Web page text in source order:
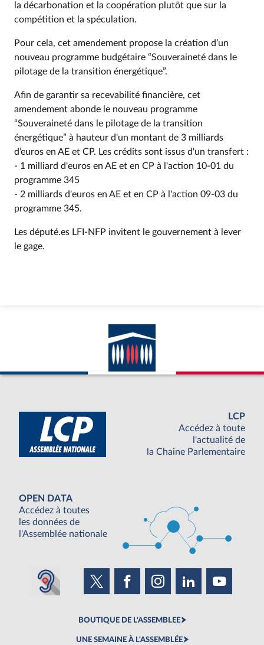
la décarbonation et la coopération plutôt que sur la
compétition et la spéculation.
Pour cela, cet amendement propose la création d’un
nouveau programme budgétaire “Souveraineté dans le
pilotage de la transition énergétique”.
Afin de garantir sa recevabilité financière, cet
amendement abonde le nouveau programme
“Souveraineté dans le pilotage de la transition
énergétique” à hauteur d'un montant de 3 milliards
d’euros en AE et CP. Les crédits sont issus d'un transfert :
- 1 milliard d'euros en AE et en CP à l'action 10-01 du
programme 345
- 2 milliards d'euros en AE et en CP à l'action 09-03 du
programme 345.
Les député.es LFI-NFP invitent le gouvernement à lever
le gage.
LCP
Accédez à toute
l'actualité de
la Chaine Parlementaire
OPEN DATA
Accédez à toutes
les données de
l'Assemblée nationale
BOUTIQUE DE L'ASSEMBLEE
UNE SEMAINE À L'ASSEMBLÉE